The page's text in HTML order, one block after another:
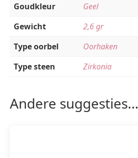
Goudkleur
Geel
Gewicht
2,6 gr
Type oorbel
Oorhaken
Type steen
Zirkonia
Andere suggesties…